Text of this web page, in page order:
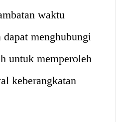
waktu
menghubungi
untuk memperoleh
keberangkatan